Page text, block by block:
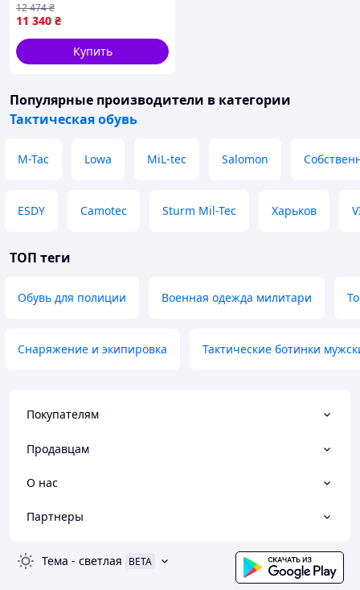
11 340 ₴
12 474₴
Купить
Популярные производители в категории
Тактическая обувь
M-Tac Lowa MiL-tec Salomon
ESDY Camotec Sturm Mil-Tec Харьков
ТОП теги
Обувь для полиции Военная одежда милитари
Снаряжение и экипировка Тактические ботинки
Покупателям
Продавцам
О нас
Партнеры
Тема - светлая BETA